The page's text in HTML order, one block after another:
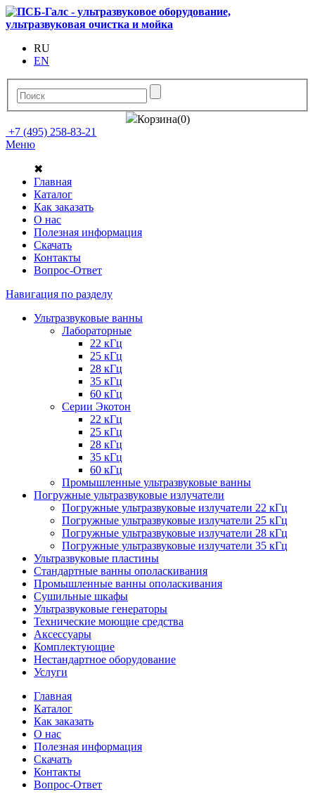
RU
EN
Корзина(0)
+7 (495) 258-83-21
Меню
✖
Главная
Каталог
Как заказать
О нас
Полезная информация
Скачать
Контакты
Вопрос-Ответ
Навигация по разделу
Ультразвуковые ванны
Лабораторные
22 кГц
25 кГц
28 кГц
35 кГц
60 кГц
Серии Экотон
22 кГц
25 кГц
28 кГц
35 кГц
60 кГц
Промышленные ультразвуковые ванны
Погружные ультразвуковые излучатели
Погружные ультразвуковые излучатели 22 кГц
Погружные ультразвуковые излучатели 25 кГц
Погружные ультразвуковые излучатели 28 кГц
Погружные ультразвуковые излучатели 35 кГц
Ультразвуковые пластины
Стандартные ванны ополаскивания
Промышленные ванны ополаскивания
Сушильные шкафы
Ультразвуковые генераторы
Технические моющие средства
Аксессуары
Комплектующие
Нестандартное оборудование
Услуги
Главная
Каталог
Как заказать
О нас
Полезная информация
Скачать
Контакты
Вопрос-Ответ